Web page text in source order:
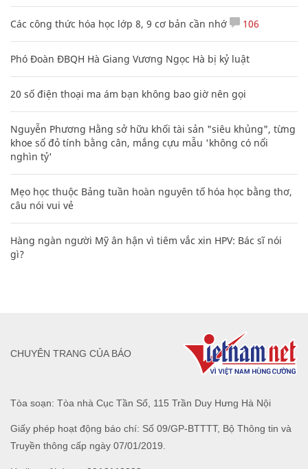
Các công thức hóa học lớp 8, 9 cơ bản cần nhớ 106
Phó Đoàn ĐBQH Hà Giang Vương Ngọc Hà bị kỷ luật
20 số điện thoại ma ám bạn không bao giờ nên gọi
Nguyễn Phương Hằng sở hữu khối tài sản "siêu khủng", từng
khoe sổ đỏ tính bằng cân, mắng cựu mẫu 'không có nổi
nghìn tỷ'
Mẹo học thuộc Bảng tuần hoàn nguyên tố hóa học bằng thơ,
câu nói vui vẻ
Hàng ngàn người Mỹ ân hận vì tiêm vắc xin HPV: Bác sĩ nói
gì?
Tòa soạn: Tòa nhà Cục Tần Số, 115 Trần Duy Hưng Hà Nội
Giấy phép hoạt động báo chí: Số 09/GP-BTTTT, Bộ Thông tin và
Truyền thông cấp ngày 07/01/2019.
CHUYÊN TRANG CỦA BÁO